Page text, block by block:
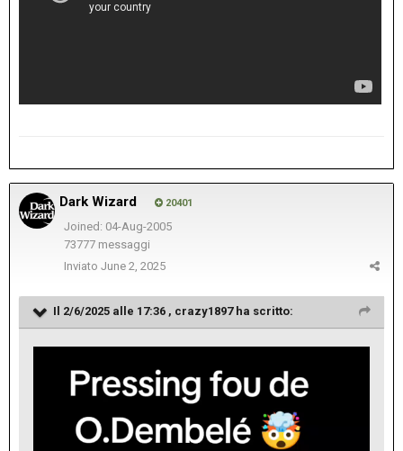
Dark Wizard 20401
Joined: 04-Aug-2005
73777 messaggi
Inviato June 2, 2025
Il 2/6/2025 alle 17:36 , crazy1897ha scritto: